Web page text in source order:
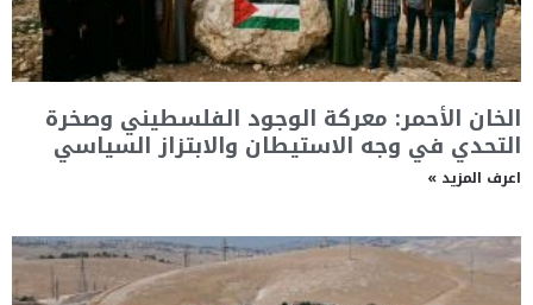
الخان الأحمر: معركة الوجود الفلسطيني وصخرة
التحدي في وجه الاستيطان والابتزاز السياسي
اعرف المزيد »